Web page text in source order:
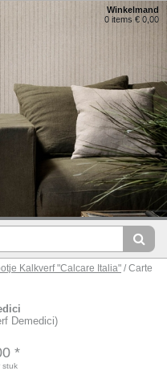
Winkelmand
0 items € 0,00
Kalkverf "Calcare Italia" / Carte
Demedici)
*
stuk